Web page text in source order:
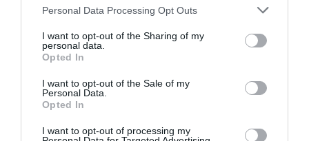
Personal Data Processing Opt Outs
I want to opt-out of the Sharing of my
personal data.
Opted In
I want to opt-out of the Sale of my
Personal Data.
Opted In
I want to opt-out of processing my
TI POTREBBERO INTERESSARE
ANCHE: